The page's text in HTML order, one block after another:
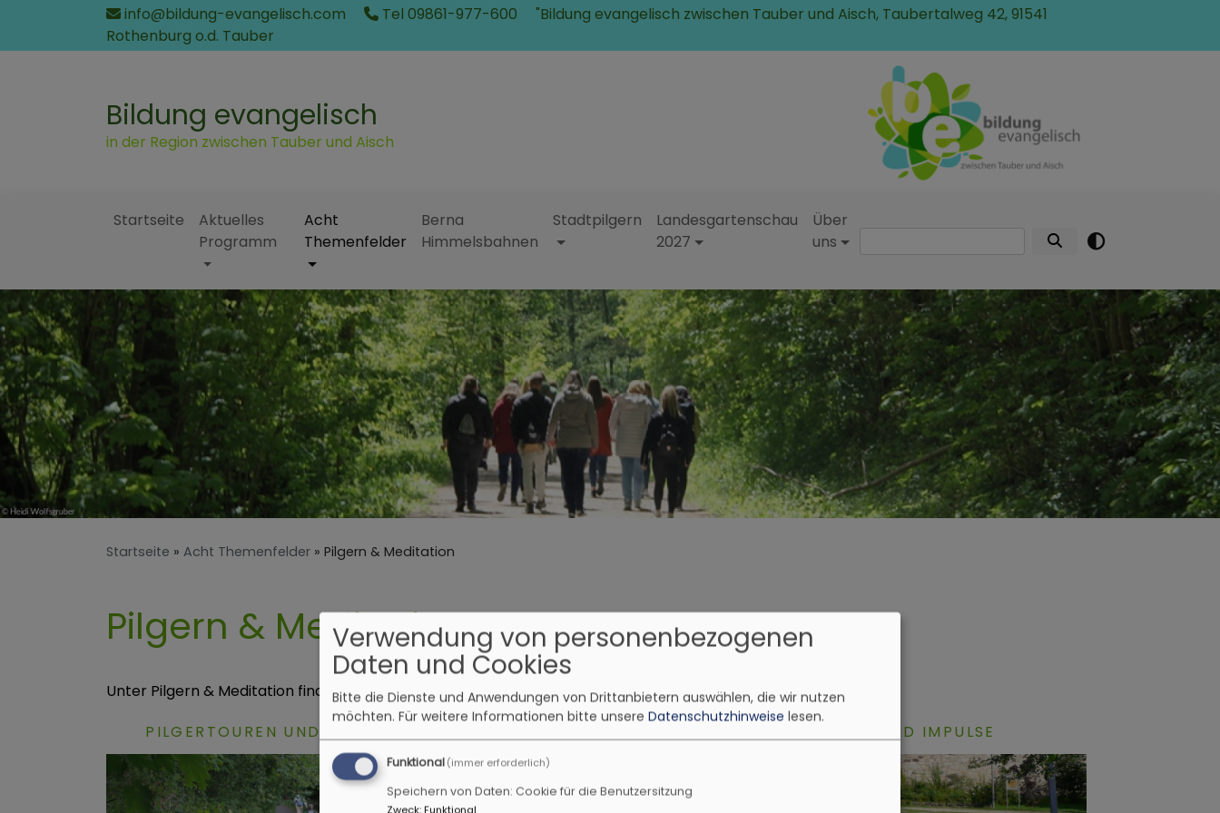
Inhalt
info@bildung-evangelisch.com Tel 09861-977-600
"Bildung evangelisch zwischen Tauber und Aisch, Taubertalweg 42, 91541
Rothenburg o.d. Tauber
Bildung evangelisch
in der Region zwischen Tauber und Aisch
Hauptnavigation
Startseite
Aktuelles
Programm
Acht
Themenfelder
Berna
Himmelsbahnen
Stadtpilgern
Landesgartenschau
2027
Über
uns
Startseite Acht Themenfelder Pilgern & Meditation
Pilgern & Meditation
Unter Pilgern & Meditation finden Sie auch Wege zum eigenständigen Pilgern.
PILGERTOUREN UND MEDITATIONSANGEBOTE
MEDITATIONSWEGE UND IMPULSE
Verwendung von personenbezogenen
Daten und Cookies
Bitte die Dienste und Anwendungen von Drittanbietern auswählen, die wir nutzen
möchten. Für weitere Informationen bitte unsere Datenschutzhinweise lesen.
Funktional(immer erforderlich)
Speichern von Daten: Cookie für die Benutzersitzung
Zweck:Funktional